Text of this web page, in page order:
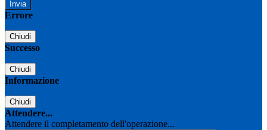
Errore
Chiudi
Successo
Chiudi
Informazione
Chiudi
Attendere...
Attendere il completamento dell'operazione...